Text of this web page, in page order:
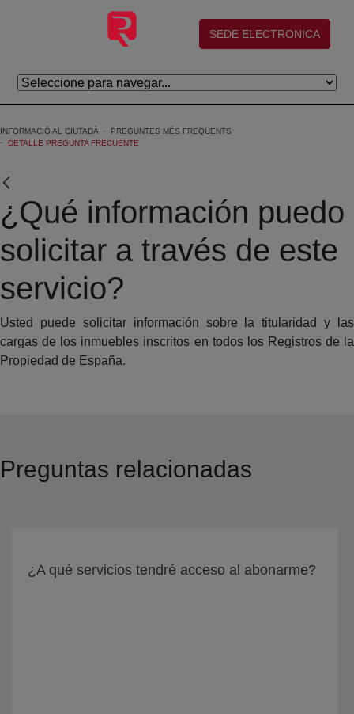
Salta al contingut principal
(abre en nueva ventana)
SEDE ELECTRONICA
INFORMACIÓ AL CIUTADÀ
PREGUNTES MÉS FREQÜENTS
DETALLE PREGUNTA FRECUENTE
¿Qué información puedo
solicitar a través de este
servicio?
Usted puede solicitar información sobre la titularidad y las
cargas de los inmuebles inscritos en todos los Registros de la
Propiedad de España.
Preguntas relacionadas
¿A qué servicios tendré acceso al abonarme?